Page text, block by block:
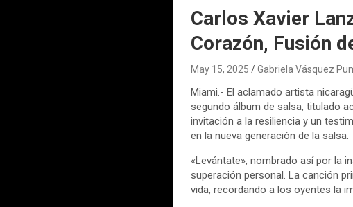
Carlos Xavier
Corazón, Fusión
May 15, 2025 Gabriela Vásquez
Miami.- El aclamado artista
segundo álbum de salsa, titulado
invitación a la resiliencia y un
en la nueva generación de la salsa.
«Levántate», nombrado así por la
superación personal. La canción
vida, recordando a los oyentes la